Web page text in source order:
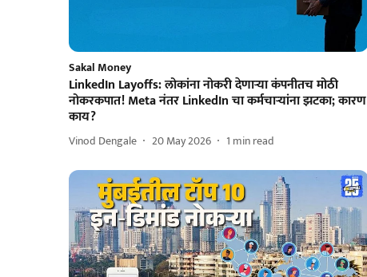
Sakal Money
LinkedIn Layoffs: लोकांना नोकरी देणाऱ्या कंपनीतच मोठी
नोकरकपात! Meta नंतर LinkedIn चा कर्मचाऱ्यांना झटका; कारण
काय?
Vinod Dengale 20 May 2026 1 min read